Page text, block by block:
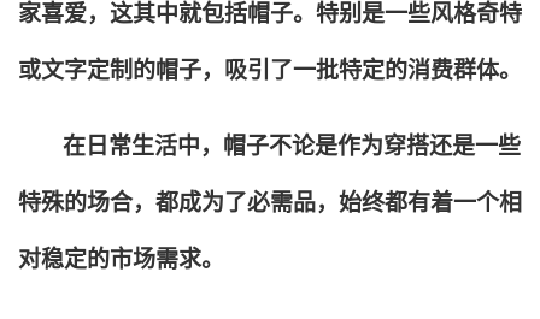
家喜爱，这其中就包括帽子。特别是一些风格奇特
或文字定制的帽子，吸引了一批特定的消费群体。
在日常生活中，帽子不论是作为穿搭还是一些
特殊的场合，都成为了必需品，始终都有着一个相
对稳定的市场需求。